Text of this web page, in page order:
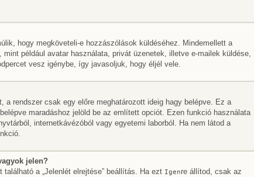
hogy megköveteli-e hozzászólások küldéséhez. Mindemellett a
például avatar használata, privát üzenetek, illetve e-mailek küldése,
vesz igénybe, így javasoljuk, hogy éljél vele.
a rendszer csak egy előre meghatározott ideig hagy belépve. Ez a
maradáshoz jelöld be az említett opciót. Ezen funkció használata
internetkávézóból vagy egyetemi laborból. Ha nem látod a
jelen?
a „Jelenlét elrejtése” beállítás. Ha ezt Igenre állítod, csak az